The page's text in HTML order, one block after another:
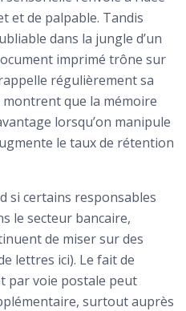
et de palpable. Tandis
dans la jungle d’un
imprimé trône sur
régulièrement sa
que la mémoire
lorsqu’on manipule
le taux de rétention
si certains responsables
le secteur bancaire,
de miser sur des
lettres ici). Le fait de
par voie postale peut
surtout auprès